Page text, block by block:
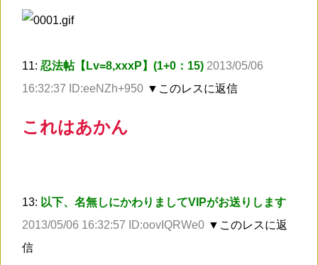
11: 忍法帖【Lv=8,xxxP】(1+0：15) 2013/05/06
16:32:37 ID:eeNZh+950 ▼このレスに返信
これはあかん
13: 以下、名無しにかわりましてVIPがお送りします
2013/05/06 16:32:57 ID:oovIQRWe0 ▼このレスに返
信